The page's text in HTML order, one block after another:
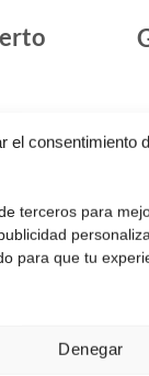
el consentimiento
terceros para
para que tu
Denegar